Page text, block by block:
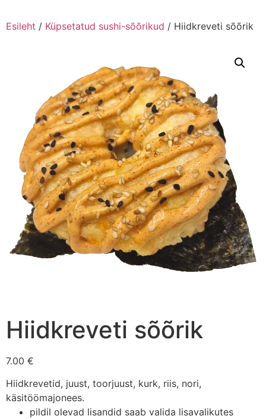
Esileht / Küpsetatud sushi-sõõrikud / Hiidkreveti sõõrik
Hiidkreveti sõõrik
7.00 €
Hiidkrevetid, juust, toorjuust, kurk, riis, nori,
käsitöömajonees.
pildil olevad lisandid saab valida lisavalikutes